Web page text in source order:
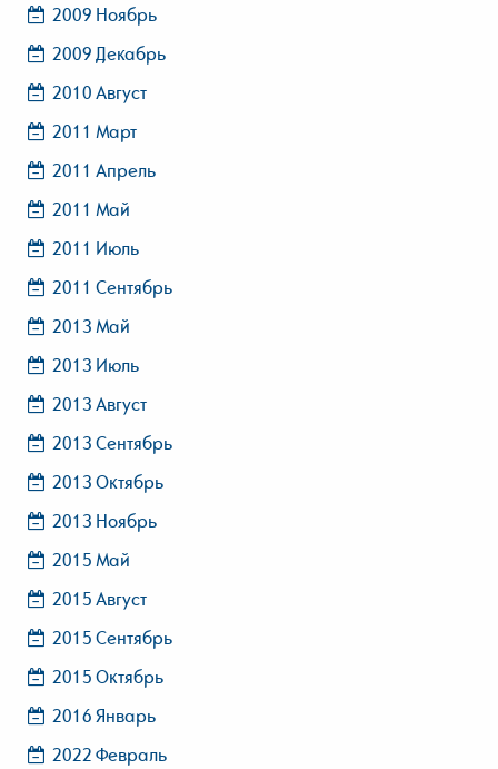
2009 Ноябрь
2009 Декабрь
2010 Август
2011 Март
2011 Апрель
2011 Май
2011 Июль
2011 Сентябрь
2013 Май
2013 Июль
2013 Август
2013 Сентябрь
2013 Октябрь
2013 Ноябрь
2015 Май
2015 Август
2015 Сентябрь
2015 Октябрь
2016 Январь
2022 Февраль